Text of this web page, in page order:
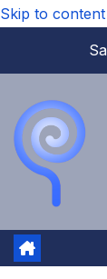
Skip to content